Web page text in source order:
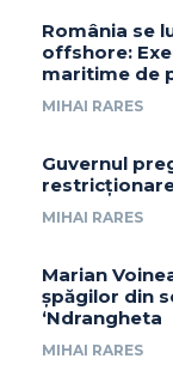
România se
offshore:
maritime de
MIHAI RARES
Guvernul
MIHAI RARES
Marian
șpăgilor din
‘Ndrangheta
MIHAI RARES